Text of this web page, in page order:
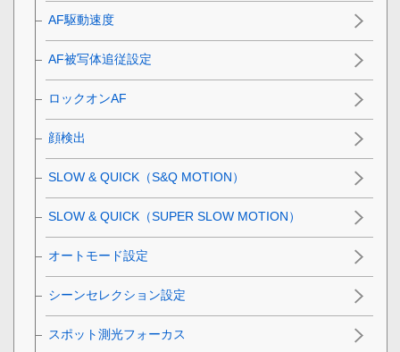
AF駆動速度
AF被写体追従設定
ロックオンAF
顔検出
SLOW & QUICK（S&Q MOTION）
SLOW & QUICK（SUPER SLOW MOTION）
オートモード設定
シーンセレクション設定
スポット測光フォーカス